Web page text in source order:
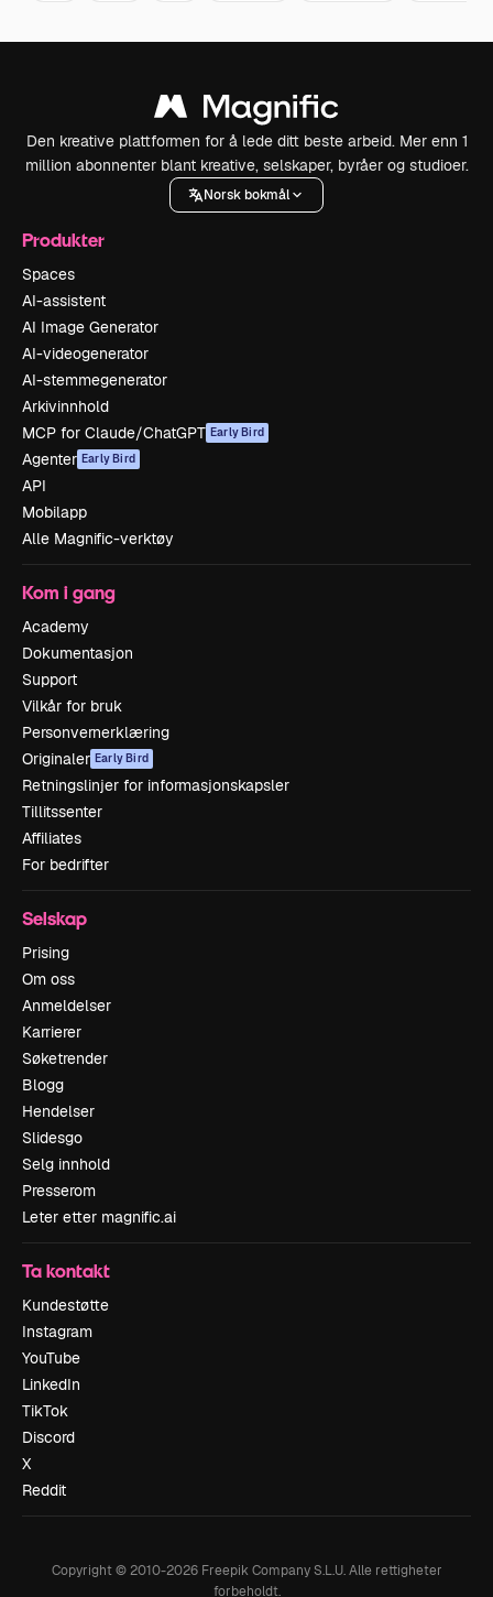
Den kreative plattformen for å lede ditt beste arbeid. Mer enn 1
million abonnenter blant kreative, selskaper, byråer og studioer.
Norsk bokmål
Produkter
Spaces
AI-assistent
AI Image Generator
AI-videogenerator
AI-stemmegenerator
Arkivinnhold
MCP for Claude/ChatGPT Early Bird
Agenter Early Bird
API
Mobilapp
Alle Magnific-verktøy
Kom i gang
Academy
Dokumentasjon
Support
Vilkår for bruk
Personvernerklæring
Originaler Early Bird
Retningslinjer for informasjonskapsler
Tillitssenter
Affiliates
For bedrifter
Selskap
Prising
Om oss
Anmeldelser
Karrierer
Søketrender
Blogg
Hendelser
Slidesgo
Selg innhold
Presserom
Leter etter magnific.ai
Ta kontakt
Kundestøtte
Instagram
YouTube
LinkedIn
TikTok
Discord
X
Reddit
Copyright © 2010-2026Freepik Company S.L.U. Alle rettigheter
forbeholdt.